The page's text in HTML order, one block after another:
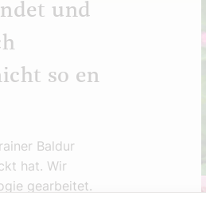
und
so en
Baldur
hat. Wir
gearbeitet.